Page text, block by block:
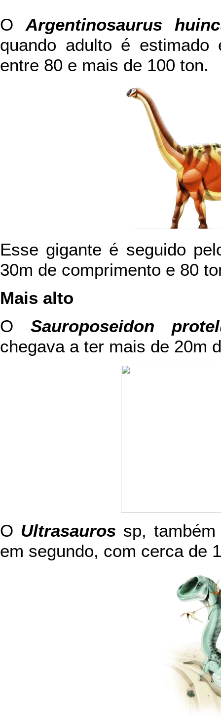
OArgentinosaurus
quando adulto é
entre 80 e mais de 100 ton.
Esse gigante é seguido
30m de comprimento e 80
Mais alto
O Sauroposeidon
chegava a ter mais de 20m
O Ultrasauros sp,
em segundo, com cerca de